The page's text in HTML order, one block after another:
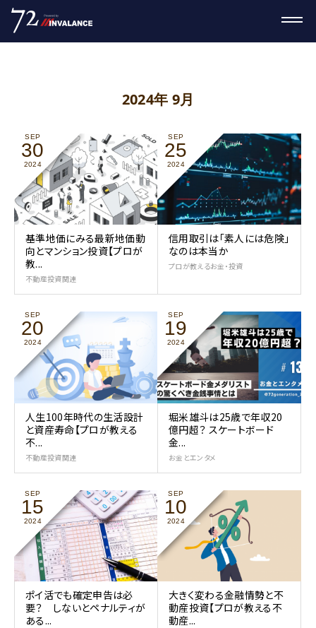
2024年 9月
SEP
30
2024
基準地価にみる最新地価動
向とマンション投資【プロが
教...
不動産投資関連
SEP
25
2024
信用取引は「素人には危険」
なのは本当か
プロが教えるお金・投資
SEP
20
2024
人生100年時代の生活設計
と資産寿命【プロが教える
不...
不動産投資関連
SEP
19
2024
堀米雄斗は25歳で年収20
億円超？ スケートボード
金...
お金とエンタメ
SEP
15
2024
ポイ活でも確定申告は必
要？ しないとペナルティが
ある...
SEP
10
2024
大きく変わる金融情勢と不
動産投資【プロが教える不
動産...